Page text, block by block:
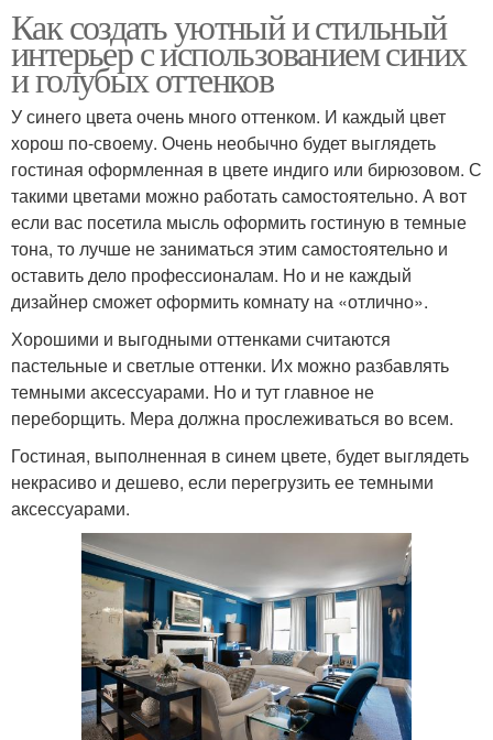
Как создать уютный и стильный
интерьер с использованием синих
и голубых оттенков
У синего цвета очень много оттенком. И каждый цвет
хорош по-своему. Очень необычно будет выглядеть
гостиная оформленная в цвете индиго или бирюзовом. С
такими цветами можно работать самостоятельно. А вот
если вас посетила мысль оформить гостиную в темные
тона, то лучше не заниматься этим самостоятельно и
оставить дело профессионалам. Но и не каждый
дизайнер сможет оформить комнату на «отлично».
Хорошими и выгодными оттенками считаются
пастельные и светлые оттенки. Их можно разбавлять
темными аксессуарами. Но и тут главное не
переборщить. Мера должна прослеживаться во всем.
Гостиная, выполненная в синем цвете, будет выглядеть
некрасиво и дешево, если перегрузить ее темными
аксессуарами.